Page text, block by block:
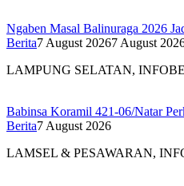
Ngaben Masal Balinuraga 2026
Berita7 August 20267 August
LAMPUNG SELATAN,
Babinsa Koramil 421-06/Natar
Berita7 August 2026
LAMSEL & PESAWARAN,